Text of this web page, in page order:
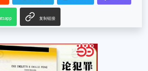
复制链接